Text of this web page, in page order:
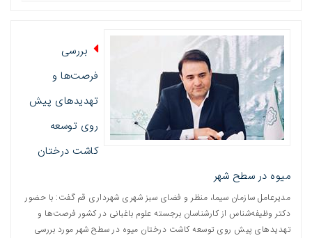
بررسی
فرصت‌ها و
تهدیدهای پیش
روی توسعه
کاشت درختان
میوه در سطح شهر
مدیرعامل سازمان سیما، منظر و فضای سبز شهری شهرداری قم گفت: با حضور
دکتر وظیفه‌شناس از کارشناسان برجسته علوم باغبانی در کشور فرصت‌ها و
تهدیدهای پیش روی توسعه کاشت درختان میوه در سطح شهر مورد بررسی